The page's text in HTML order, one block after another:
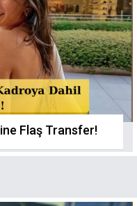
Flaş Transfer!